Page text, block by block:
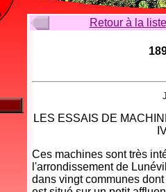
Retour à la
LES ESSAIS DE
Ces machines sont très
l'arrondissement de
dans vingt communes